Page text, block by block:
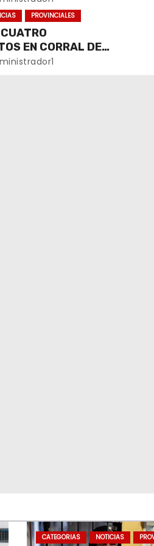
UNA PLAZA
PROVINCIALES
EN CORRAL DE
CATEGORIAS NOTICIAS